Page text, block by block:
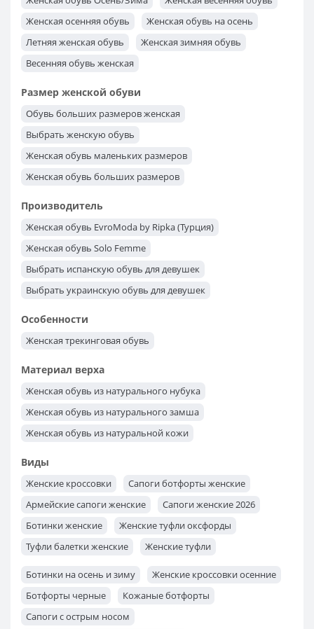
Женская обувь на высоком каблуке
Женская осенняя обувь
Женская обувь на осень
Летняя женская обувь
Женская зимняя обувь
Весенняя обувь женская
Размер женской обуви
Обувь больших размеров женская
Выбрать женскую обувь
Женская обувь маленьких размеров
Женская обувь больших размеров
Производитель
Женская обувь EvroModa by Ripka (Турция)
Женская обувь Solo Femme
Выбрать испанскую обувь для девушек
Выбрать украинскую обувь для девушек
Особенности
Женская трекинговая обувь
Материал верха
Женская обувь из натурального нубука
Женская обувь из натурального замша
Женская обувь из натуральной кожи
Виды
Женские кроссовки
Сапоги ботфорты женские
Армейские сапоги женские
Сапоги женские 2026
Ботинки женские
Женские туфли оксфорды
Туфли балетки женские
Женские туфли
Ботинки на осень и зиму
Женские кроссовки осенние
Ботфорты черные
Кожаные ботфорты
Сапоги с острым носом